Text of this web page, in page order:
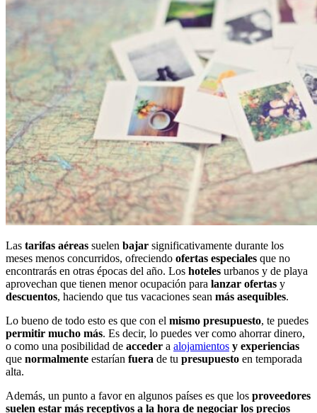
Las tarifas aéreas suelen bajar significativamente durante los
meses menos concurridos, ofreciendo ofertas especiales que no
encontrarás en otras épocas del año. Los hoteles urbanos y de playa
aprovechan que tienen menor ocupación para lanzar ofertas y
descuentos, haciendo que tus vacaciones sean más asequibles.
Lo bueno de todo esto es que con el mismo presupuesto, te puedes
permitir mucho más. Es decir, lo puedes ver como ahorrar dinero,
o como una posibilidad de acceder a alojamientos y experiencias
que normalmente estarían fuera de tu presupuesto en temporada
alta.
Además, un punto a favor en algunos países es que los proveedores
suelen estar más receptivos a la hora de negociar los precios